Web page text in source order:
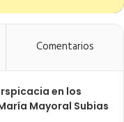
Comentarios
en los
Mayoral Subias